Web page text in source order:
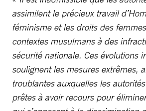
assimilent le précieux travail
féminisme et les droits des
contextes musulmans à des
sécurité nationale. Ces évolutions
soulignent les mesures extrêmes,
troublantes auxquelles les
prêtes à avoir recours pour